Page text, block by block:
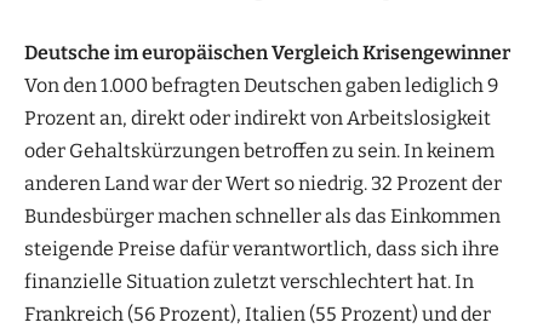
Deutsche im europäischen Vergleich Krisengewinner
Von den 1.000 befragten Deutschen gaben lediglich 9
Prozent an, direkt oder indirekt von Arbeitslosigkeit
oder Gehaltskürzungen betroffen zu sein. In keinem
anderen Land war der Wert so niedrig. 32 Prozent der
Bundesbürger machen schneller als das Einkommen
steigende Preise dafür verantwortlich, dass sich ihre
finanzielle Situation zuletzt verschlechtert hat. In
Frankreich (56 Prozent), Italien (55 Prozent) und der